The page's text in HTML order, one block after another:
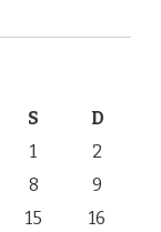
S D
1
2
8
9
15
16